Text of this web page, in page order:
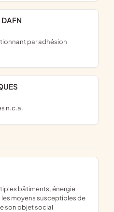
DAFN
n.c.a.
moyens susceptibles de
son objet social